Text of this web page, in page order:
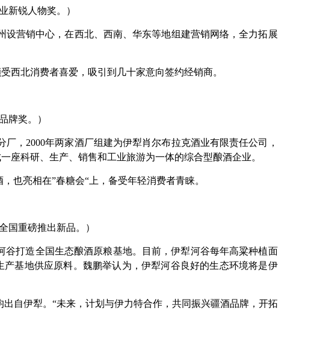
新锐人物奖。）
营销中心，在西北、西南、华东等地组建营销网络，全力拓展
西北消费者喜爱，吸引到几十家意向签约经销商。
牌奖。）
，2000年两家酒厂组建为伊犁肖尔布拉克酒业有限责任公司，
座科研、生产、销售和工业旅游为一体的综合型酿酒企业。
也亮相在”春糖会“上，备受年轻消费者青睐。
国重磅推出新品。）
打造全国生态酿酒原粮基地。目前，伊犁河谷每年高粱种植面
基地供应原料。魏鹏举认为，伊犁河谷良好的生态环境将是伊
自伊犁。“未来，计划与伊力特合作，共同振兴疆酒品牌，开拓